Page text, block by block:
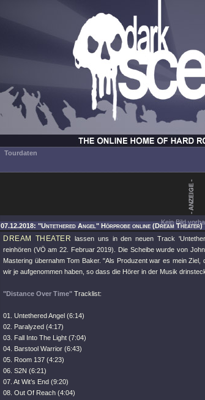
Tourdaten
Kein Bild
07.12.2018: "Untethered Angel" Hörprobe online (Dream Theater)
DREAM THEATER lassen uns in den neuen Track
reinhören (VÖ am 22. Februar 2019). Die Scheibe wurde von
Mastering übernahm Tom Baker. "Als Produzent war es mein
wir je aufgenommen haben, so dass die Hörer in der Musik
"Distance Over Time" Tracklist:
01. Untethered Angel (6:14)
02. Paralyzed (4:17)
03. Fall Into The Light (7:04)
04. Barstool Warrior (6:43)
05. Room 137 (4:23)
06. S2N (6:21)
07. At Wit’s End (9:20)
08. Out Of Reach (4:04)